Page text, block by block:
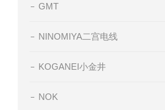
GMT
NINOMIYA二宫电线
KOGANEI小金井
NOK